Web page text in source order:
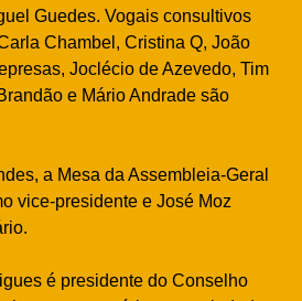
Guedes. Vogais consultivos
Chambel, Cristina Q, João
Joclécio de Azevedo, Tim
e Mário Andrade são
a Mesa da Assembleia-Geral
vice-presidente e José Moz
é presidente do Conselho